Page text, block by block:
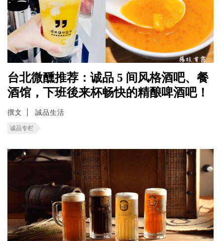
台北微醺推荐：诚品 5 间风格酒吧、餐
酒馆，下班後来杯畅快的精酿啤酒吧！
撰文 誠品生活
诚品专栏